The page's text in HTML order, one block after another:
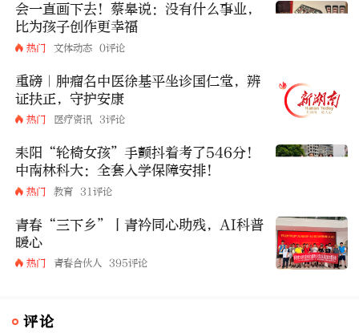
会一直画下去！蔡皋说：没有什么事业，
比为孩子创作更幸福
热门 文体动态 0评论
重磅｜肿瘤名中医徐基平坐诊国仁堂，辨
证扶正，守护安康
热门 医疗资讯 3评论
耒阳“轮椅女孩”手颤抖着考了546分！
中南林科大：全套入学保障安排！
热门 教育 31评论
青春“三下乡”丨青衿同心助残，AI科普
暖心
热门 青春合伙人 395评论
评论